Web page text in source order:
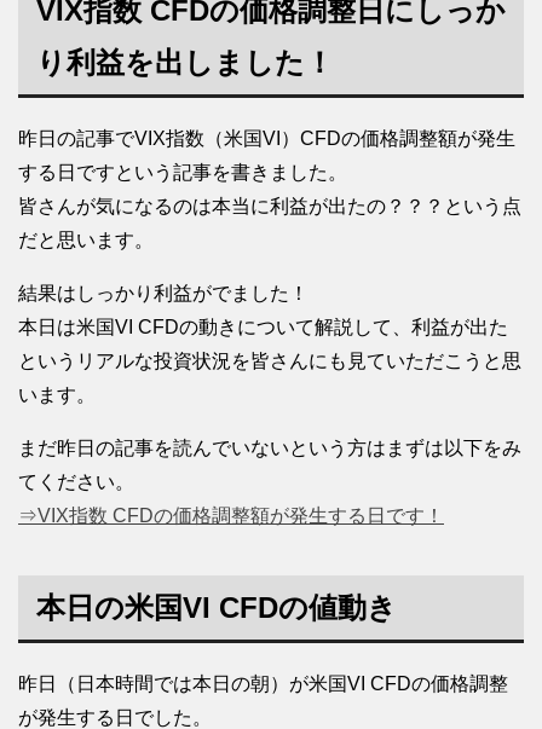
VIX指数 CFDの価格調整日にしっか
り利益を出しました！
昨日の記事でVIX指数（米国VI）CFDの価格調整額が発生
する日ですという記事を書きました。
皆さんが気になるのは本当に利益が出たの？？？という点
だと思います。
結果はしっかり利益がでました！
本日は米国VI CFDの動きについて解説して、利益が出た
というリアルな投資状況を皆さんにも見ていただこうと思
います。
まだ昨日の記事を読んでいないという方はまずは以下をみ
てください。
⇒VIX指数 CFDの価格調整額が発生する日です！
本日の米国VI CFDの値動き
昨日（日本時間では本日の朝）が米国VI CFDの価格調整
が発生する日でした。